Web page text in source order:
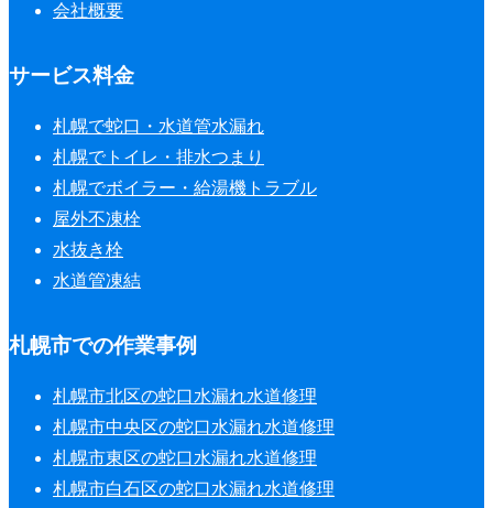
会社概要
サービス料金
札幌で蛇口・水道管水漏れ
札幌でトイレ・排水つまり
札幌でボイラー・給湯機トラブル
屋外不凍栓
水抜き栓
水道管凍結
札幌市での作業事例
札幌市北区の蛇口水漏れ水道修理
札幌市中央区の蛇口水漏れ水道修理
札幌市東区の蛇口水漏れ水道修理
札幌市白石区の蛇口水漏れ水道修理